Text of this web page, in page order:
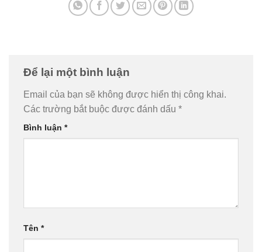
Để lại một bình luận
Email của bạn sẽ không được hiển thị công khai.
Các trường bắt buộc được đánh dấu *
Bình luận *
Tên *